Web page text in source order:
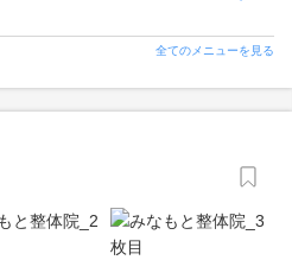
全てのメニューを見る